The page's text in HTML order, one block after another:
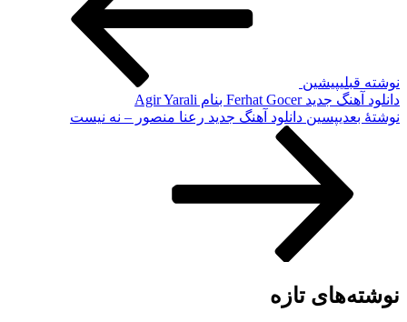
نوشته قبلیپیشین
دانلود آهنگ جدید Ferhat Gocer بنام Agir Yarali
نوشته‌ٔ بعدیپسین دانلود آهنگ جدید رعنا منصور – نه نیست
نوشته‌های تازه